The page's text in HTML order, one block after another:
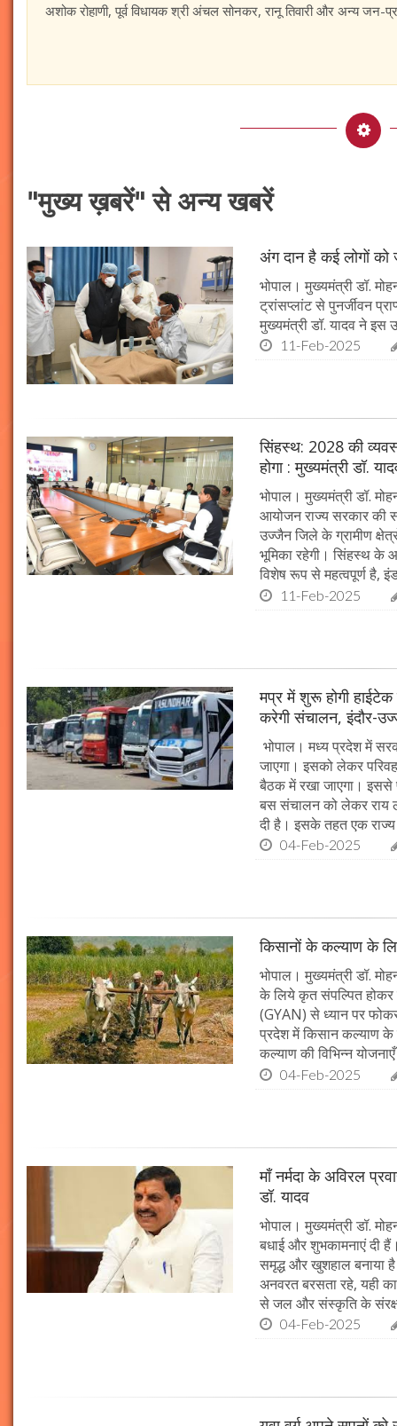
अशोक रोहाणी, पूर्व विधायक श्री अंचल सोनकर, रानू तिवारी और अन्य जन-
"मुख्य ख़बरें" से अन्य खबरें
अंग दान है कई लोगों को
भोपाल। मुख्यमंत्री डॉ.
ट्रांसप्लांट से पुनर्जीवन
मुख्यमंत्री डॉ. यादव ने इस
11-Feb-2025
सिंहस्थ: 2028 की
होगा : मुख्यमंत्री डॉ.
भोपाल। मुख्यमंत्री डॉ.
आयोजन राज्य सरकार की
उज्जैन जिले के ग्रामीण
भूमिका रहेगी। सिंहस्थ के
विशेष रूप से महत्वपूर्ण है,
11-Feb-2025
मप्र में शुरू होगी
करेगी संचालन, इंदौर-
भोपाल। मध्य प्रदेश में
जाएगा। इसको लेकर
बैठक में रखा जाएगा। इससे
बस संचालन को लेकर राय
दी है। इसके तहत एक
04-Feb-2025
किसानों के कल्याण के
भोपाल। मुख्यमंत्री डॉ.
के लिये कृत संपल्पित होकर
(GYAN) से ध्यान पर
प्रदेश में किसान कल्याण के
कल्याण की विभिन्न
04-Feb-2025
माँ नर्मदा के अविरल
डॉ. यादव
भोपाल। मुख्यमंत्री डॉ.
बधाई और शुभकामनाएं दी
समृद्ध और खुशहाल बनाया
अनवरत बरसता रहे, यही
से जल और संस्कृति के
04-Feb-2025